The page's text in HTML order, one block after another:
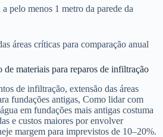
pelo menos 1 metro da parede da
áreas críticas para comparação anual
de materiais para reparos de infiltração
de infiltração, extensão das áreas
fundações antigas, Como lidar com
em fundações mais antigas costuma
e custos maiores por envolver
margem para imprevistos de 10–20%.